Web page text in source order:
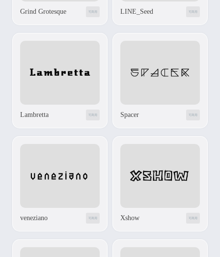
Grind Grotesque 可商用 LINE_Seed 可商用
Lambretta 可商用 Spacer 可商用
veneziano 可商用 Xshow 可商用